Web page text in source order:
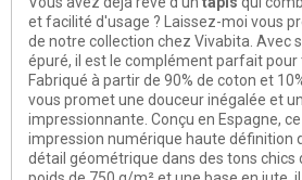
et facilité d'usage ? Laissez-moi vous
de notre collection chez Vivabita. Avec
épuré, il est le complément parfait pour
Fabriqué à partir de 90% de coton et
vous promet une douceur inégalée et
impressionnante. Conçu en Espagne,
impression numérique haute définition
détail géométrique dans des tons chics